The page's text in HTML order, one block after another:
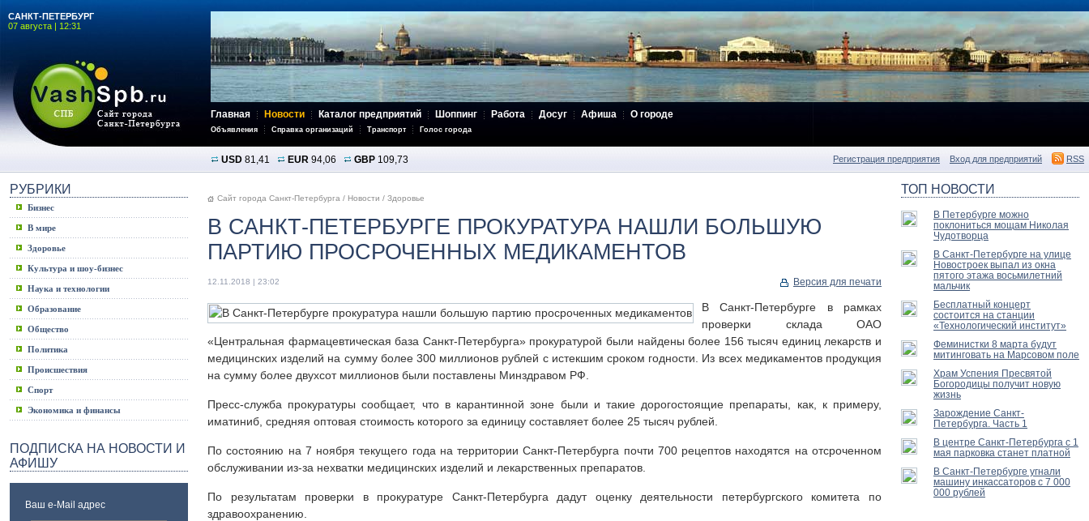
САНКТ-ПЕТЕРБУРГ
07 августа | 12:31
Главная Новости Каталог предприятий Шоппинг Работа Досуг Афиша О городе
Объявления Справка организаций Транспорт Голос города
USD 81,41 EUR 94,06 GBP 109,73 Регистрация предприятия Вход для предприятий RSS
РУБРИКИ
Бизнес
В мире
Здоровье
Культура и шоу-бизнес
Наука и технологии
Образование
Общество
Политика
Происшествия
Спорт
Экономика и финансы
ПОДПИСКА НА НОВОСТИ И
АФИШУ
Ваш e-Mail адрес
Сайт города Санкт-Петербурга / Новости / Здоровье
В САНКТ-ПЕТЕРБУРГЕ ПРОКУРАТУРА НАШЛИ БОЛЬШУЮ
ПАРТИЮ ПРОСРОЧЕННЫХ МЕДИКАМЕНТОВ
12.11.2018 | 23:02 Версия для печати
В Санкт-Петербурге в рамках
проверки склада ОАО
«Центральная фармацевтическая база Санкт-Петербурга» прокуратурой были найдены более 156 тысяч единиц лекарств и
медицинских изделий на сумму более 300 миллионов рублей с истекшим сроком годности. Из всех медикаментов продукция
на сумму более двухсот миллионов были поставлены Минздравом РФ.
Пресс-служба прокуратуры сообщает, что в карантинной зоне были и такие дорогостоящие препараты, как, к примеру,
иматиниб, средняя оптовая стоимость которого за единицу составляет более 25 тысяч рублей.
По состоянию на 7 ноября текущего года на территории Санкт-Петербурга почти 700 рецептов находятся на отсроченном
обслуживании из-за нехватки медицинских изделий и лекарственных препаратов.
По результатам проверки в прокуратуре Санкт-Петербурга дадут оценку деятельности петербургского комитета по
здравоохранению.
ТОП НОВОСТИ
В Петербурге можно
поклониться мощам Николая
Чудотворца
В Санкт-Петербурге на улице
Новостроек выпал из окна
пятого этажа восьмилетний
мальчик
Бесплатный концерт
состоится на станции
«Технологический институт»
Феминистки 8 марта будут
митинговать на Марсовом поле
Храм Успения Пресвятой
Богородицы получит новую
жизнь
Зарождение Санкт-
Петербурга. Часть 1
В центре Санкт-Петербурга с 1
мая парковка станет платной
В Санкт-Петербурге угнали
машину инкассаторов с 7 000
000 рублей